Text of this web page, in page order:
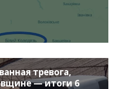
тревога,
— итоги 6